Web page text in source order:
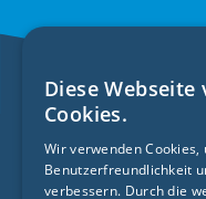
Diese
Cookies.
Wir verwenden Cookies,
Benutzerfreundlichkeit
verbessern. Durch die